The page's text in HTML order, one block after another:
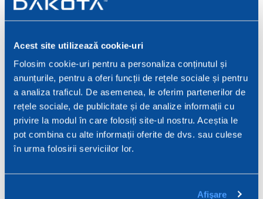
Acest site utilizează cookie-uri
Folosim cookie-uri pentru a personaliza conținutul și
anunțurile, pentru a oferi funcții de rețele sociale și pentru
a analiza traficul. De asemenea, le oferim partenerilor de
rețele sociale, de publicitate și de analize informații cu
privire la modul în care folosiți site-ul nostru. Aceștia le
pot combina cu alte informații oferite de dvs. sau culese
în urma folosirii serviciilor lor.
Afişare
Cauciuc Anti alunecare
Grinzi Din Aluminiu